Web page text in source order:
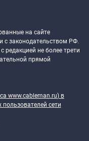
на сайте
с законодательством РФ.
редакцией не более трети
прямой
www.cableman.ru) в
сети